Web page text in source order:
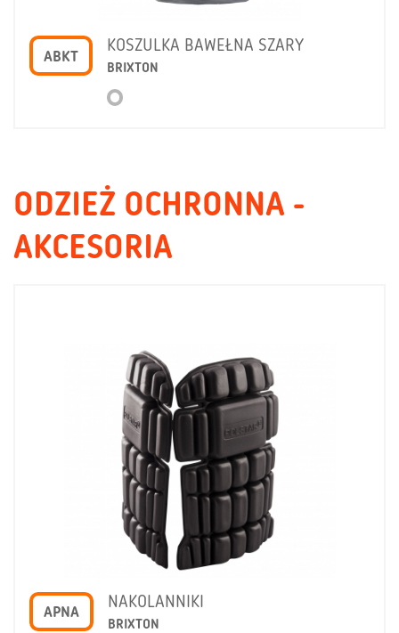
ABKT
KOSZULKA BAWEŁNA SZARY
BRIXTON
ODZIEŻ OCHRONNA -
AKCESORIA
APNA
NAKOLANNIKI
BRIXTON